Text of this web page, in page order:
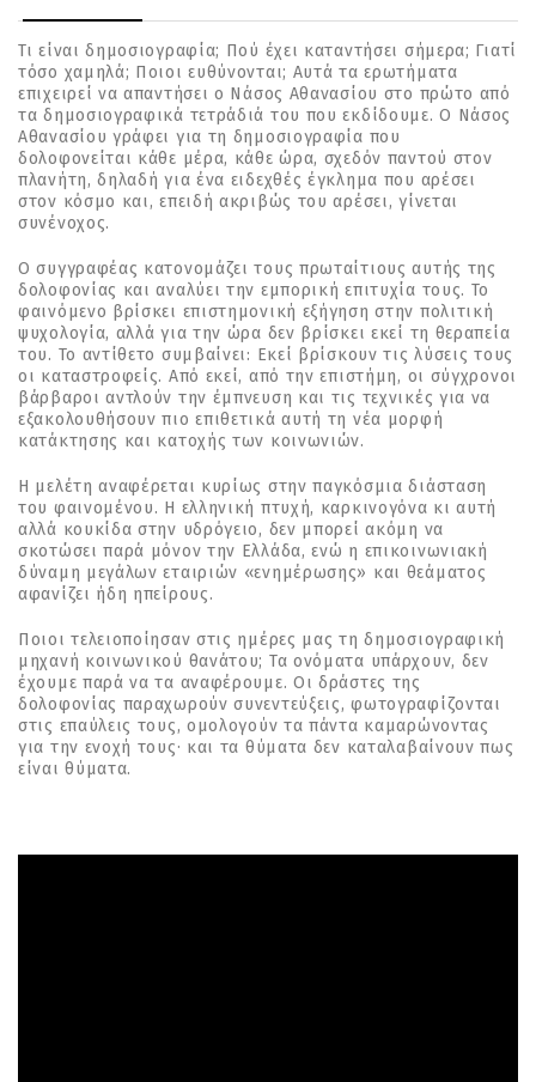
Τι είναι δηµοσιογραφία; Πού έχει καταντήσει σήµερα; Γιατί
τόσο χαµηλά; Ποιοι ευθύνονται; Αυτά τα ερωτήµατα
επιχειρεί να απαντήσει ο Νάσος Αθανασίου στο πρώτο από
τα δηµοσιογραφικά τετράδιά του που εκδίδουµε. Ο Νάσος
Αθανασίου γράφει για τη δηµοσιογραφία που
δολοφονείται κάθε µέρα, κάθε ώρα, σχεδόν παντού στον
πλανήτη, δηλαδή για ένα ειδεχθές έγκληµα που αρέσει
στον κόσµο και, επειδή ακριβώς του αρέσει, γίνεται
συνένοχος.
Ο συγγραφέας κατονοµάζει τους πρωταίτιους αυτής της
δολοφονίας και αναλύει την εµπορική επιτυχία τους. Το
φαινόµενο βρίσκει επιστηµονική εξήγηση στην πολιτική
ψυχολογία, αλλά για την ώρα δεν βρίσκει εκεί τη θεραπεία
του. Το αντίθετο συµβαίνει: Εκεί βρίσκουν τις λύσεις τους
οι καταστροφείς. Από εκεί, από την επιστήµη, οι σύγχρονοι
βάρβαροι αντλούν την έµπνευση και τις τεχνικές για να
εξακολουθήσουν πιο επιθετικά αυτή τη νέα µορφή
κατάκτησης και κατοχής των κοινωνιών.
Η µελέτη αναφέρεται κυρίως στην παγκόσµια διάσταση
του φαινοµένου. Η ελληνική πτυχή, καρκινογόνα κι αυτή
αλλά κουκίδα στην υδρόγειο, δεν µπορεί ακόµη να
σκοτώσει παρά µόνον την Ελλάδα, ενώ η επικοινωνιακή
δύναµη µεγάλων εταιριών «ενηµέρωσης» και θεάµατος
αφανίζει ήδη ηπείρους.
Ποιοι τελειοποίησαν στις ηµέρες µας τη δηµοσιογραφική
µηχανή κοινωνικού θανάτου; Τα ονόµατα υπάρχουν, δεν
έχουµε παρά να τα αναφέρουµε. Οι δράστες της
δολοφονίας παραχωρούν συνεντεύξεις, φωτογραφίζονται
στις επαύλεις τους, οµολογούν τα πάντα καµαρώνοντας
για την ενοχή τους· και τα θύµατα δεν καταλαβαίνουν πως
είναι θύµατα.